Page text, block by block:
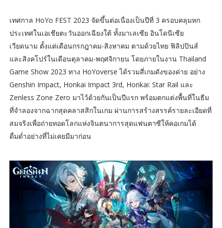
เทศกาล HoYo FEST 2023 จัดขึ้นต่อเนื่องเป็นปีที่ 3 ครอบคลุมหก
ประเทศในเอเชียตะวันออกเฉียงใต้ ทั้งมาเลเซีย อินโดนีเซีย
เวียดนาม ตั้งแต่เดือนกรกฎาคม-สิงหาคม ตามด้วยไทย ฟิลิปปินส์
และสิงคโปร์ในเดือนตุลาคม-พฤศจิกายน โดยภายในงาน Thailand
Game Show 2023 ทาง HoYoverse ได้รวมสี่เกมดังของค่าย อย่าง
Genshin Impact, Honkai Impact 3rd, Honkai: Star Rail และ
Zenless Zone Zero มาไว้ด้วยกันเป็นปีแรก พร้อมตกแต่งพื้นที่ในธีม
ที่จำลองจากฉากสุดคลาสสิกในเกม ผ่านการสร้างสรรค์รายละเอียดที่
สมจริงเพื่อถ่ายทอดโลกแห่งจินตนาการสุดแฟนตาซีให้คอเกมได้
ดื่มด่ำอย่างที่ไม่เคยมีมาก่อน